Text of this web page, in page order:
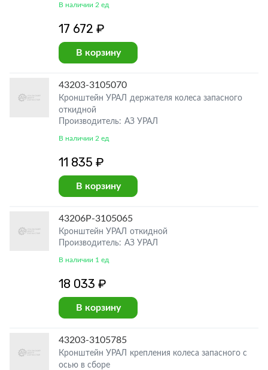
В наличии 2 ед
17 672 ₽
В корзину
43203-3105070
Кронштейн УРАЛ держателя колеса запасного
откидной
Производитель: АЗ УРАЛ
В наличии 2 ед
11 835 ₽
В корзину
43206Р-3105065
Кронштейн УРАЛ откидной
Производитель: АЗ УРАЛ
В наличии 1 ед
18 033 ₽
В корзину
43203-3105785
Кронштейн УРАЛ крепления колеса запасного с
осью в сборе